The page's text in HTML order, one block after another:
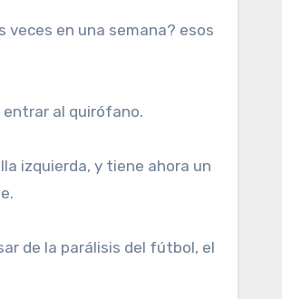
entrar al quirófano.
izquierda, y tiene ahora un
de la parálisis del fútbol, el